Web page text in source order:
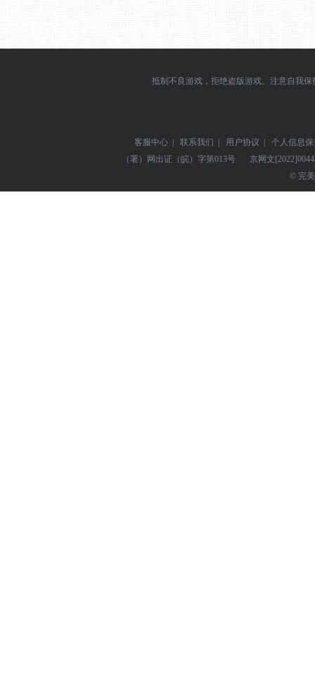
抵制不良游戏，拒绝盗版游戏。注意自我
客服中心 | 联系我们 | 用户协议 |
个人信息
（署）网出证（皖）字第013号
京网文
© 完美